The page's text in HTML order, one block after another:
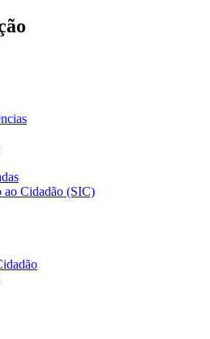
ao Cidadão (SIC)